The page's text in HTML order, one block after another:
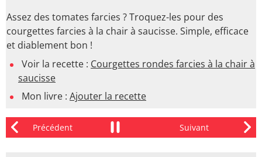
Assez des tomates farcies ? Troquez-les pour des
courgettes farcies à la chair à saucisse. Simple, efficace
et diablement bon !
Voir la recette : Courgettes rondes farcies à la chair à
saucisse
Mon livre : Ajouter la recette